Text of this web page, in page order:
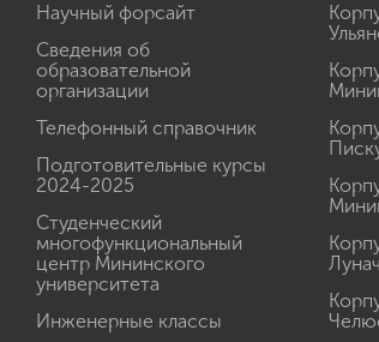
Научный форсайт
Сведения об
образовательной
организации
Телефонный справочник
Подготовительные курсы
2024-2025
Студенческий
многофункциональный
центр Мининского
университета
Инженерные классы